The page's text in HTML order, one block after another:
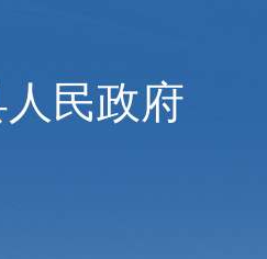
民政府